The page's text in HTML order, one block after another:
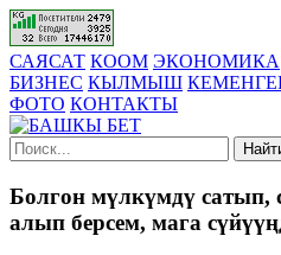
САЯСАТ КООМ ЭКОНОМИКА
БИЗНЕС КЫЛМЫШ
ФОТО КОНТАКТЫ
Болгон мүлкүмдү сатып,
алып берсем, мага